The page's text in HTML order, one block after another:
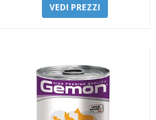
VEDI PREZZI